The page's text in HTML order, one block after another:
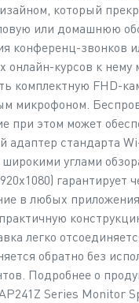
который
или домашнюю
конференц-звонков
онлайн-курсов к нему
комплектную FHD-
микрофоном.
при этом может
адаптер стандарта
углами
гарантирует
в любых
легко
обратно без
Подробнее о
Series Monitor